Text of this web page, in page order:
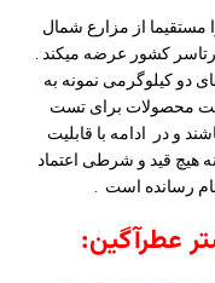
از مزارع شمال
کشور عرضه میکند .
دو کیلوگرمی نمونه به
محصولات برای تست
و در ادامه با قابلیت
هیچ قید و شرطی اعتماد
رسانده است .
عطرآگین: